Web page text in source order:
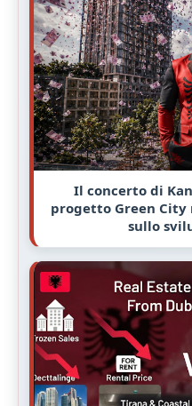
Il concerto di
progetto Green
sullo